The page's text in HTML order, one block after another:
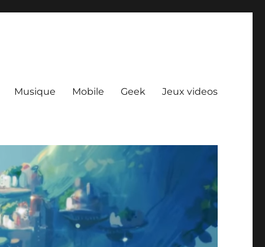
Musique Mobile Geek Jeux videos